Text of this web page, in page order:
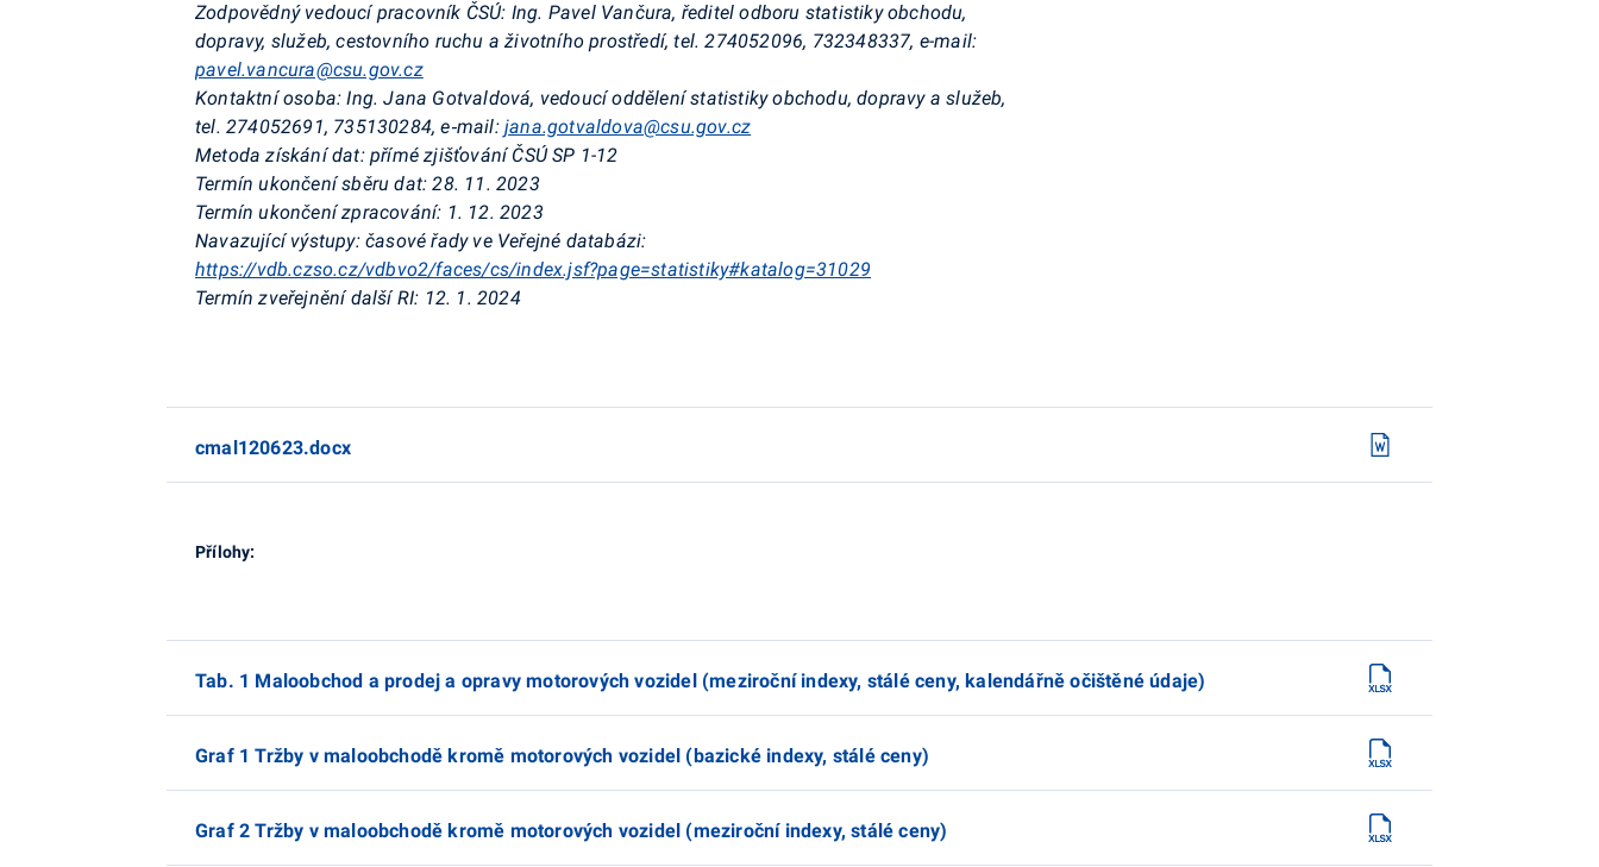
Zodpovědný vedoucí pracovník ČSÚ: Ing. Pavel Vančura, ředitel odboru statistiky obchodu,
dopravy, služeb, cestovního ruchu a životního prostředí, tel. 274052096, 732348337, e-mail:
pavel.vancura@csu.gov.cz
Kontaktní osoba: Ing. Jana Gotvaldová, vedoucí oddělení statistiky obchodu, dopravy a služeb,
tel. 274052691, 735130284, e‑mail: jana.gotvaldova@csu.gov.cz
Metoda získání dat: přímé zjišťování ČSÚ SP 1-12
Termín ukončení sběru dat: 28. 11. 2023
Termín ukončení zpracování: 1. 12. 2023
Navazující výstupy: časové řady ve Veřejné databázi:
https://vdb.czso.cz/vdbvo2/faces/cs/index.jsf?page=statistiky#katalog=31029
Termín zveřejnění další RI: 12. 1. 2024
cmal120623.docx
Přílohy:
Tab. 1 Maloobchod a prodej a opravy motorových vozidel (meziroční indexy, stálé ceny, kalendářně očištěné údaje)
Graf 1 Tržby v maloobchodě kromě motorových vozidel (bazické indexy, stálé ceny)
Graf 2 Tržby v maloobchodě kromě motorových vozidel (meziroční indexy, stálé ceny)